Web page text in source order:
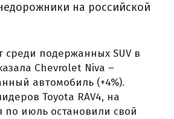
на российской
среди подержанных SUV в
Chevrolet Niva –
автомобиль (+4%).
Toyota RAV4, на
по июль остановили свой